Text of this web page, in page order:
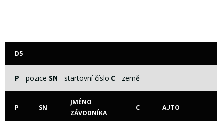
D5
P - pozice SN - startovní číslo C - země
P SN
JMÉNO
ZÁVODNÍKA
C AUTO